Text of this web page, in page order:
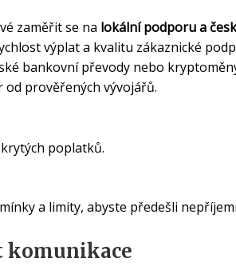
zaměřit se na lokální podporu a
výplat a kvalitu zákaznické
bankovní převody nebo
prověřených vývojářů.
poplatků.
a limity, abyste předešli
komunikace